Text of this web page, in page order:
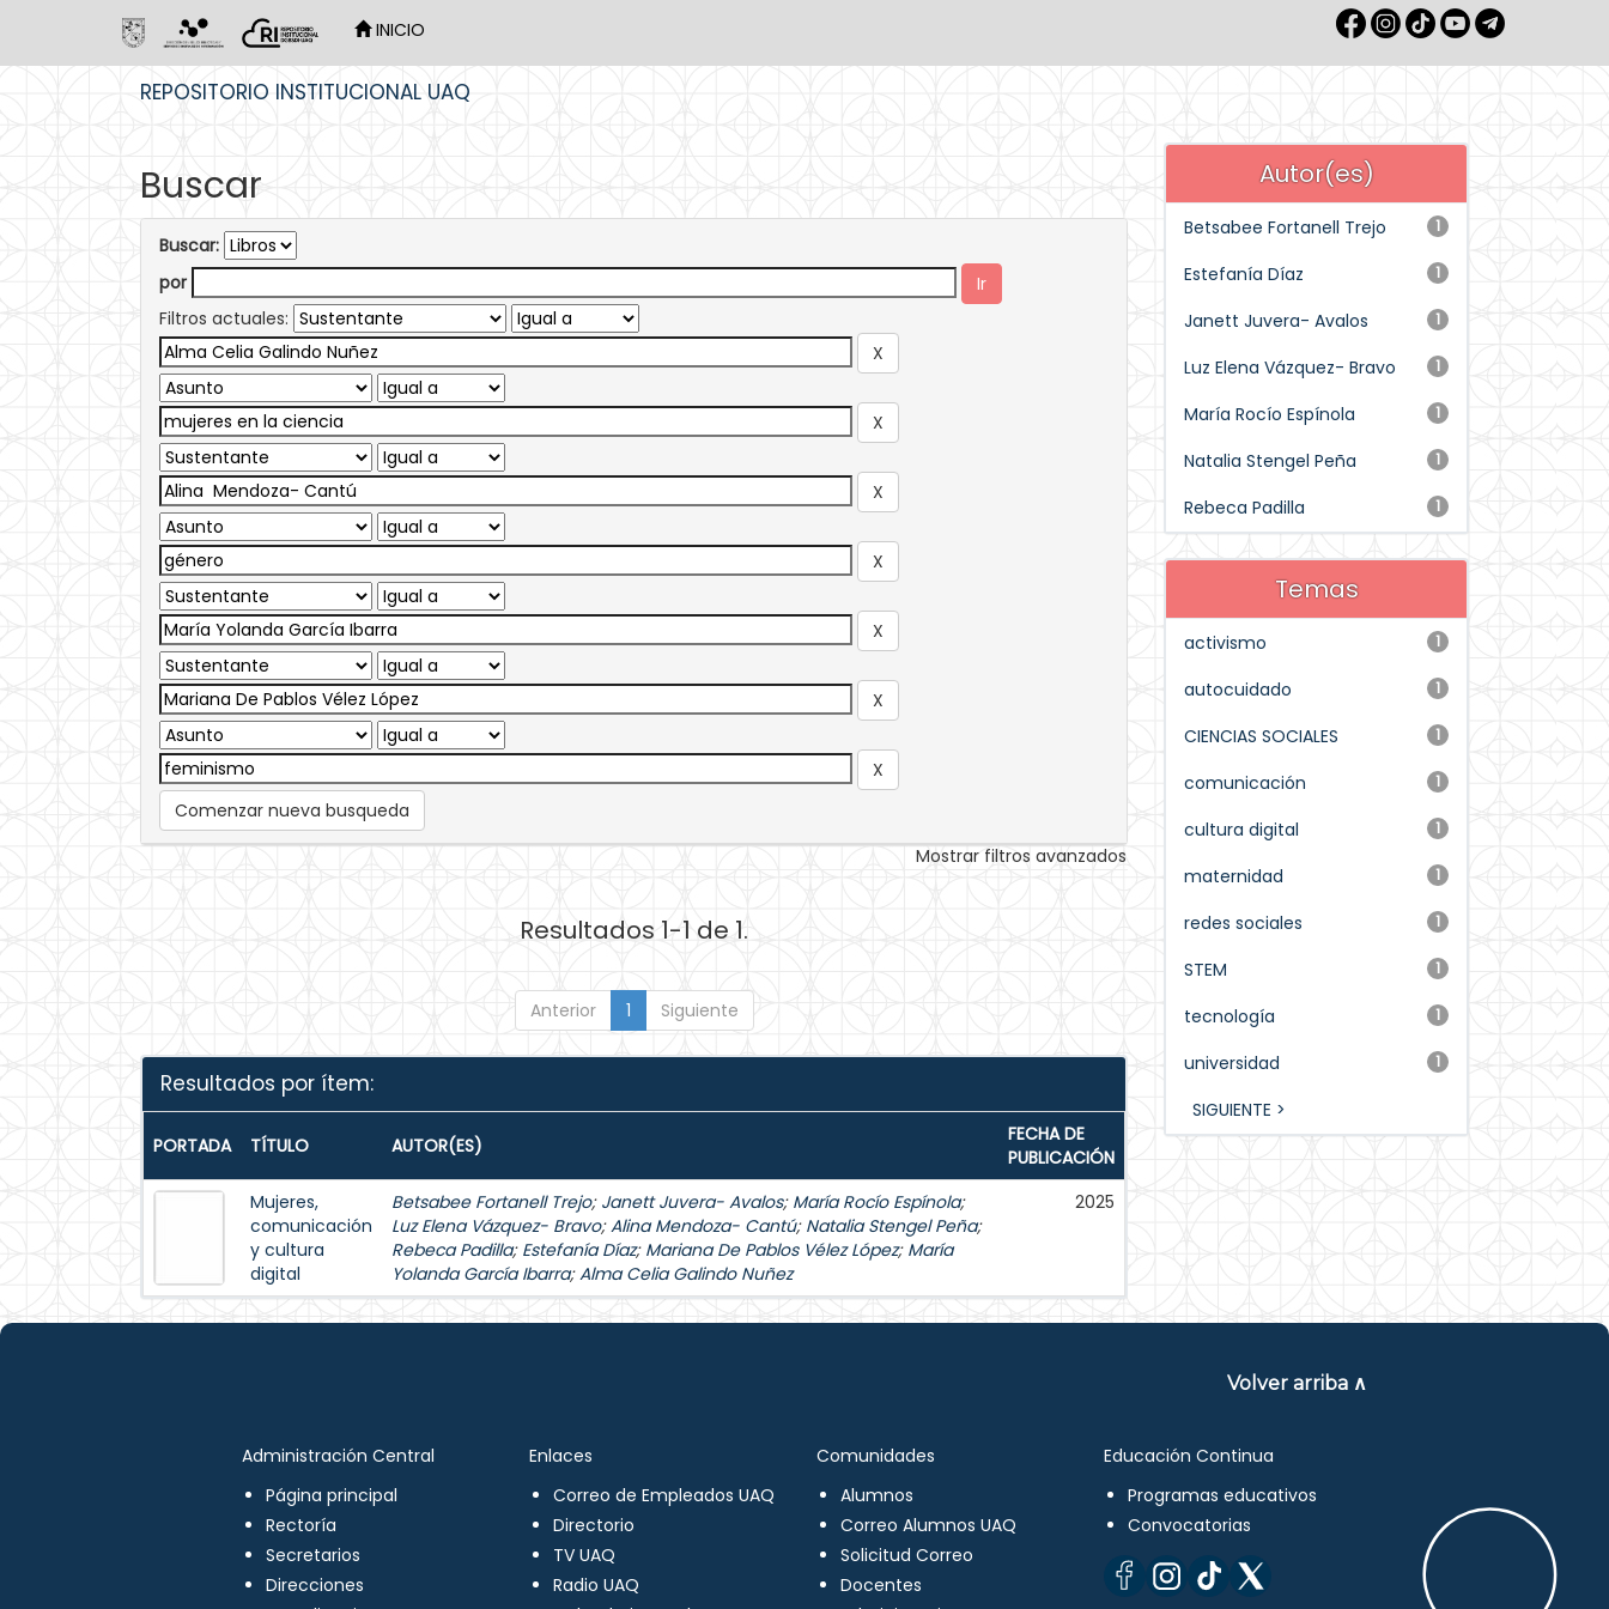
INICIO
REPOSITORIO INSTITUCIONAL UAQ
Buscar
Buscar:
por
Filtros actuales:
Comenzar nueva busqueda
Mostrar filtros avanzados
Resultados 1-1 de 1.
Anterior 1 Siguiente
Resultados por ítem:
PORTADA TÍTULO AUTOR(ES)
FECHA DE
PUBLICACIÓN
Mujeres,
comunicación
y cultura
digital
Betsabee Fortanell Trejo; Janett Juvera- Avalos; María Rocío Espínola;
Luz Elena Vázquez- Bravo;Alina Mendoza- Cantú; Natalia Stengel Peña;
Rebeca Padilla; Estefanía Díaz; Mariana De Pablos Vélez López; María
Yolanda García Ibarra;Alma Celia Galindo Nuñez
2025
Autor(es)
1
Betsabee Fortanell Trejo
1
Estefanía Díaz
1
Janett Juvera- Avalos
1
Luz Elena Vázquez- Bravo
1
María Rocío Espínola
1
Natalia Stengel Peña
1
Rebeca Padilla
Temas
1
activismo
1
autocuidado
1
CIENCIAS SOCIALES
1
comunicación
1
cultura digital
1
maternidad
1
redes sociales
1
STEM
1
tecnología
1
universidad
SIGUIENTE >
Volver arriba ∧
Administración Central
Página principal
Rectoría
Secretarios
Direcciones
Enlaces
Correo de Empleados UAQ
Directorio
TV UAQ
Radio UAQ
Comunidades
Alumnos
Correo Alumnos UAQ
Solicitud Correo
Docentes
Educación Continua
Programas educativos
Convocatorias